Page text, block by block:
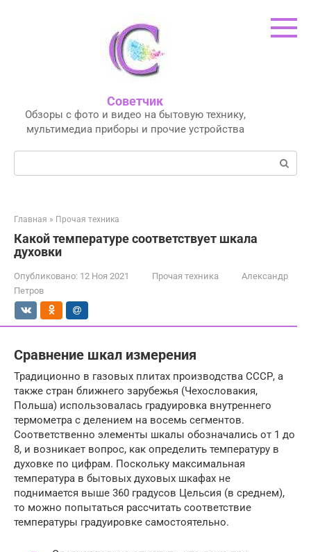
Советчик
Обзоры с фото и видео на бытовую технику,
мультимедиа приборы и прочие устройства
Поиск:
Главная » Прочая техника
Какой температуре соответствует шкала
духовки
Опубликовано: 12 Ноя 2021 Прочая техника
Александр
Петров
Сравнение шкал измерения
Традиционно в газовых плитах производства СССР, а
также стран ближнего зарубежья (Чехословакия,
Польша) использовалась градуировка внутреннего
термометра с делением на восемь сегментов.
Соответственно элементы шкалы обозначались от 1 до
8, и возникает вопрос, как определить температуру в
духовке по цифрам. Поскольку максимальная
температура в бытовых духовых шкафах не
поднимается выше 360 градусов Цельсия (в среднем),
то можно попытаться рассчитать соответствие
температуры градуировке самостоятельно.